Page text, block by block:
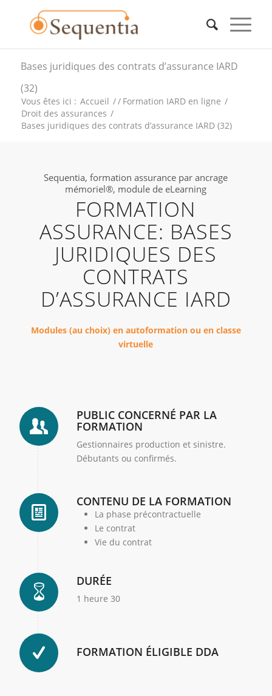
Bases juridiques des contrats d’assurance IARD
(32)
Vous êtes ici : Accueil // Formation IARD en ligne /
Droit des assurances /
Bases juridiques des contrats d’assurance IARD (32)
Sequentia, formation assurance par ancrage
mémoriel®, module de eLearning
FORMATION
ASSURANCE: BASES
JURIDIQUES DES
CONTRATS
D’ASSURANCE IARD
Modules (au choix) en autoformation ou en classe
virtuelle
PUBLIC CONCERNÉ PAR LA
FORMATION
Gestionnaires production et sinistre.
Débutants ou confirmés.
CONTENU DE LA FORMATION
La phase précontractuelle
Le contrat
Vie du contrat
DURÉE
1 heure 30
FORMATION ÉLIGIBLE DDA